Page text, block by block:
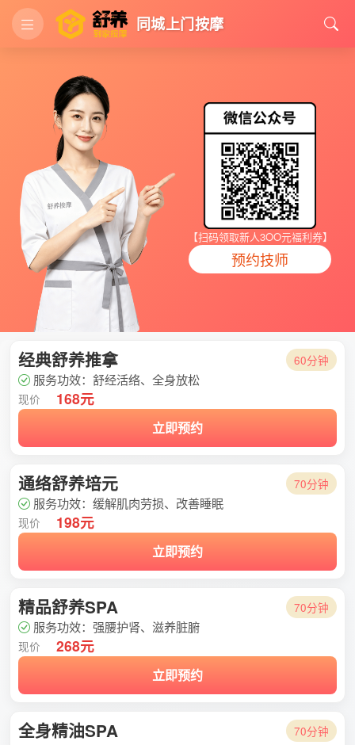
同城上门按摩
【扫码领取新人3OO元福利券】
预约技师
经典舒养推拿 60分钟
服务功效：舒经活络、全身放松
现价 168元
立即预约
通络舒养培元 70分钟
服务功效：缓解肌肉劳损、改善睡眠
现价 198元
立即预约
精品舒养SPA 70分钟
服务功效：强腰护肾、滋养脏腑
现价 268元
立即预约
全身精油SPA 70分钟